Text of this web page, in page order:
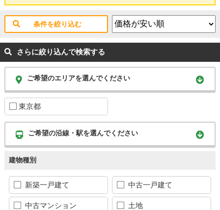
条件を絞り込む
さらに絞り込んで検索する
ご希望のエリアを選んでください
東京都
ご希望の沿線・駅を選んでください
建物種別
新築一戸建て 中古一戸建て
中古マンション 土地